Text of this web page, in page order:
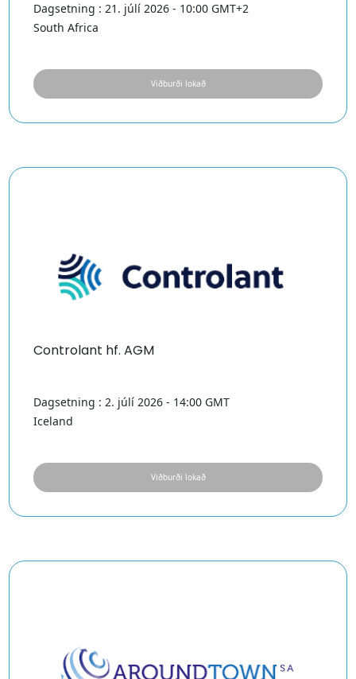
Dagsetning : 21. júlí 2026 - 10:00 GMT+2
South Africa
Viðburði lokað
Controlant hf. AGM
Dagsetning : 2. júlí 2026 - 14:00 GMT
Iceland
Viðburði lokað